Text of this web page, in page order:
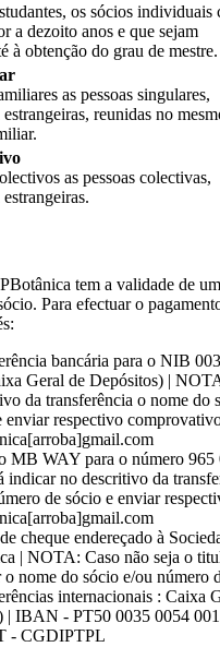
os sócios individuais
a dezoito anos e que sejam
à obtenção do grau de mestre.
as pessoas singulares,
reunidas no
as pessoas colectivas,
tem a validade de
Para efectuar o
bancária para o NIB
Geral de Depósitos) |
da transferência o nome do
enviar respectivo
MB WAY para o número
indicar no descritivo da
de sócio e enviar
cheque endereçado à
| NOTA: Caso não seja o
o nome do sócio e/ou número
internacionais : Caixa
| IBAN - PT50 0035 0054
- CGDIPTPL